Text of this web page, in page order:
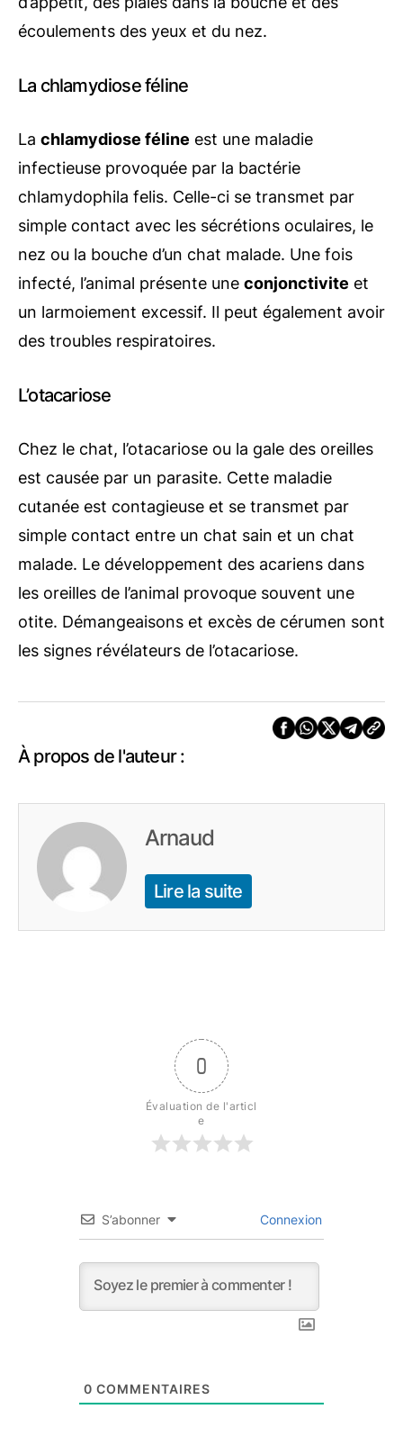
écoulements des yeux et du nez.
La chlamydiose féline
La chlamydiose féline est une maladie
infectieuse provoquée par la bactérie
chlamydophila felis. Celle-ci se transmet par
simple contact avec les sécrétions oculaires, le
nez ou la bouche d’un chat malade. Une fois
infecté, l’animal présente une conjonctivite et
un larmoiement excessif. Il peut également avoir
des troubles respiratoires.
L’otacariose
Chez le chat, l’otacariose ou la gale des oreilles
est causée par un parasite. Cette maladie
cutanée est contagieuse et se transmet par
simple contact entre un chat sain et un chat
malade. Le développement des acariens dans
les oreilles de l’animal provoque souvent une
otite. Démangeaisons et excès de cérumen sont
les signes révélateurs de l’otacariose.
À propos de l'auteur :
Arnaud
Lire la suite
0
Évaluation de l'articl
e
S’abonner Connexion
0 COMMENTAIRES